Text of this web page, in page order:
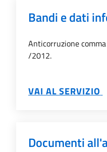
Bandi e dati
Anticorruzione
/2012.
VAI AL SERVIZIO
Documenti